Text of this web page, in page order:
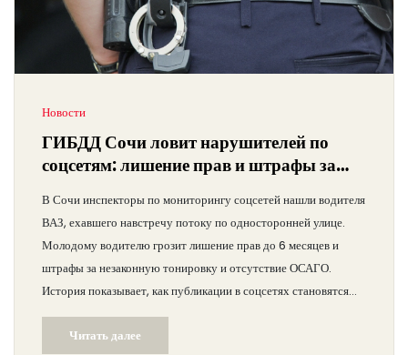
Новости
ГИБДД Сочи ловит нарушителей по
соцсетям: лишение прав и штрафы за
В Сочи инспекторы по мониторингу соцсетей нашли водителя
ВАЗ, ехавшего навстречу потоку по односторонней улице.
Молодому водителю грозит лишение прав до 6 месяцев и
штрафы за незаконную тонировку и отсутствие ОСАГО.
История показывает, как публикации в соцсетях становятся
поводом для проверки и наказания нарушителей.
Читать далее